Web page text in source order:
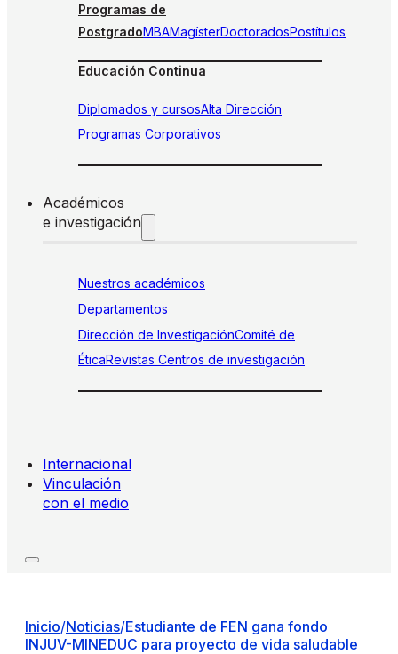
Programas de
PostgradoMBAMagísterDoctoradosPostítulos
Educación Continua
Diplomados y cursosAlta Dirección
Programas Corporativos
Académicos
e investigación
Nuestros académicos
Departamentos
Dirección de InvestigaciónComité de
ÉticaRevistas Centros de investigación
Internacional
Vinculación
con el medio
Inicio/Noticias/Estudiante de FEN gana fondo
INJUV-MINEDUC para proyecto de vida saludable